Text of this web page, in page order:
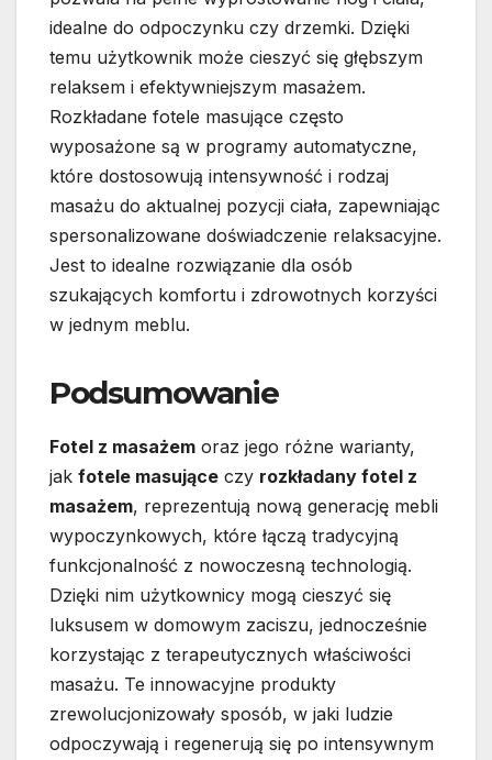
idealne do odpoczynku czy drzemki. Dzięki
temu użytkownik może cieszyć się głębszym
relaksem i efektywniejszym masażem.
Rozkładane fotele masujące często
wyposażone są w programy automatyczne,
które dostosowują intensywność i rodzaj
masażu do aktualnej pozycji ciała, zapewniając
spersonalizowane doświadczenie relaksacyjne.
Jest to idealne rozwiązanie dla osób
szukających komfortu i zdrowotnych korzyści
w jednym meblu.
Podsumowanie
Fotel z masażem oraz jego różne warianty,
jak fotele masujące czy rozkładany fotel z
masażem, reprezentują nową generację mebli
wypoczynkowych, które łączą tradycyjną
funkcjonalność z nowoczesną technologią.
Dzięki nim użytkownicy mogą cieszyć się
luksusem w domowym zaciszu, jednocześnie
korzystając z terapeutycznych właściwości
masażu. Te innowacyjne produkty
zrewolucjonizowały sposób, w jaki ludzie
odpoczywają i regenerują się po intensywnym